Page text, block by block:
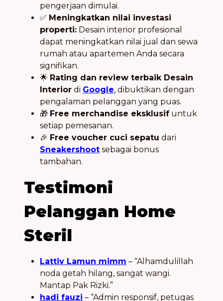
pengerjaan dimulai.
✅ Meningkatkan nilai investasi
properti: Desain interior profesional
dapat meningkatkan nilai jual dan sewa
rumah atau apartemen Anda secara
signifikan.
🌟 Rating dan review terbaik Desain
Interior di Google, dibuktikan dengan
pengalaman pelanggan yang puas.
🎁 Free merchandise eksklusif untuk
setiap pemesanan.
🎉 Free voucher cuci sepatu dari
Sneakershoot sebagai bonus
tambahan.
Testimoni
Pelanggan Home
Steril
Lattiv Lamun mimm – “Alhamdulillah
noda getah hilang, sangat wangi.
Mantap Pak Rizki.”
hadi fauzi – “Admin responsif, petugas